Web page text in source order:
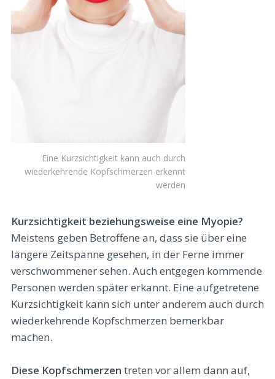
Eine Kurzsichtigkeit kann auch durch
wiederkehrende Kopfschmerzen erkennt
werden
Kurzsichtigkeit beziehungsweise eine Myopie?
Meistens geben Betroffene an, dass sie über eine
längere Zeitspanne gesehen, in der Ferne immer
verschwommener sehen. Auch entgegen kommende
Personen werden später erkannt. Eine aufgetretene
Kurzsichtigkeit kann sich unter anderem auch durch
wiederkehrende Kopfschmerzen bemerkbar
machen.
Diese Kopfschmerzen treten vor allem dann auf,